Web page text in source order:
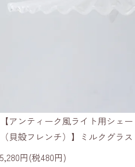
【アンティーク風ライト用シェ
（貝殻フレンチ）】ミルクグラ
5,280円(税480円)